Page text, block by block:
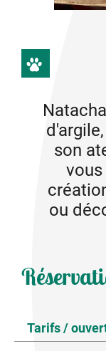
son
ou
Inspirée par la
Petites
Tarifs /